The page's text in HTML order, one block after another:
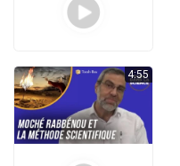
4:55